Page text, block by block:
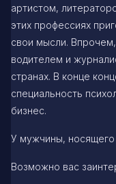
артистом,
этих профессиях
свои мысли.
водителем и
странах. В конце
специальность
бизнес.
У мужчины,
Возможно вас